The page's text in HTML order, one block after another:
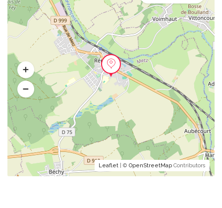
Leaflet | © OpenStreetMap Contributors